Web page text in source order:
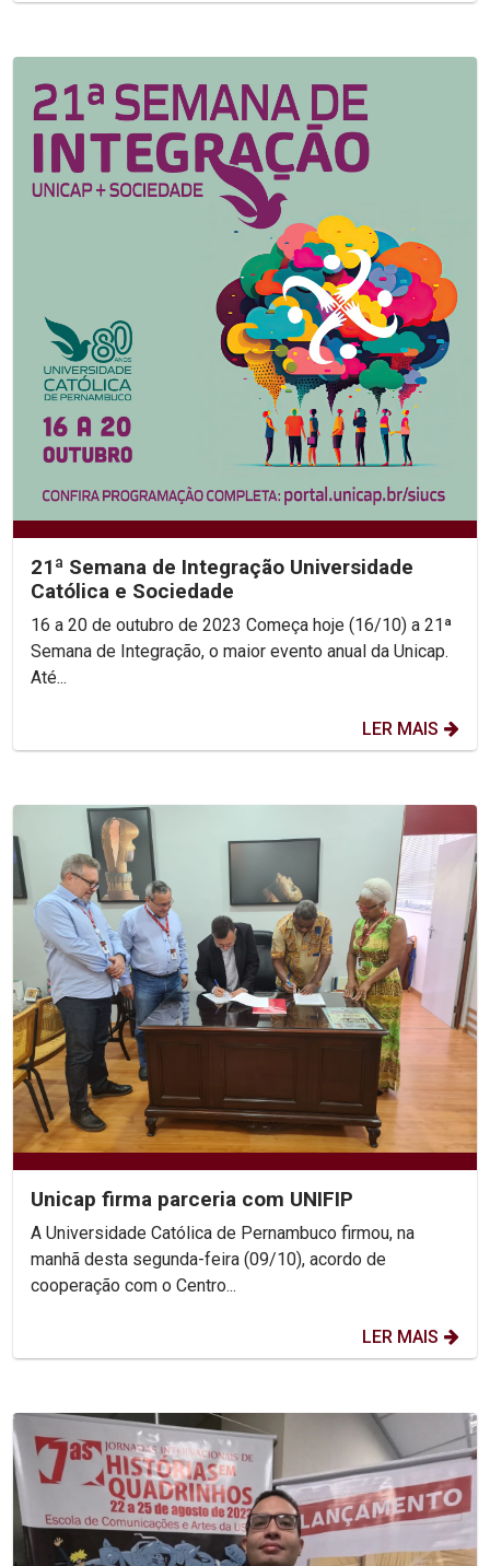
21ª Semana de Integração Universidade
Católica e Sociedade
16 a 20 de outubro de 2023 Começa hoje (16/10) a 21ª
Semana de Integração, o maior evento anual da Unicap.
Até...
LER MAIS
Unicap firma parceria com UNIFIP
A Universidade Católica de Pernambuco firmou, na
manhã desta segunda-feira (09/10), acordo de
cooperação com o Centro...
LER MAIS